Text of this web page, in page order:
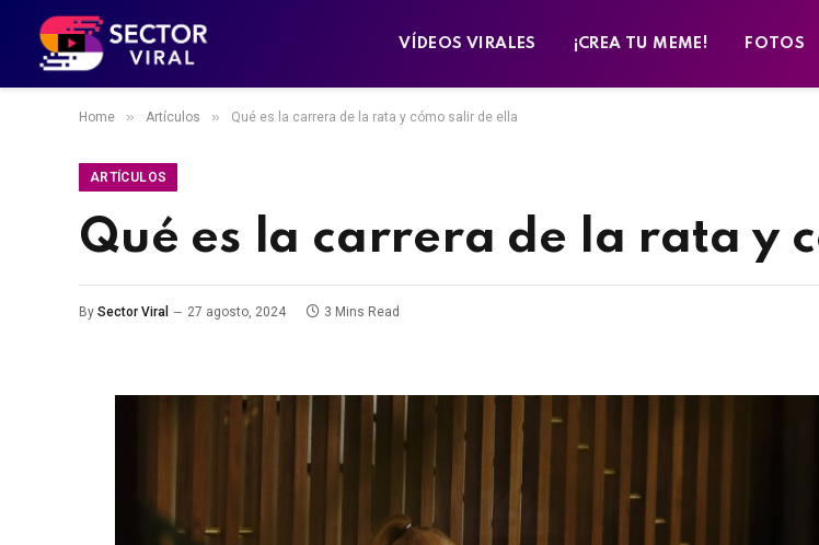
VÍDEOS VIRALES ¡CREA TU MEME! FOTOS
Home » Artículos » Qué es la carrera de la rata y cómo salir de ella
ARTÍCULOS
Qué es la carrera de la rata y
By Sector Viral 27 agosto, 2024 3 Mins Read